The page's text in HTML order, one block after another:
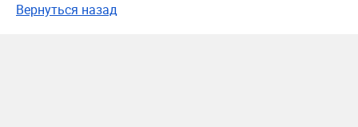
Вернуться назад